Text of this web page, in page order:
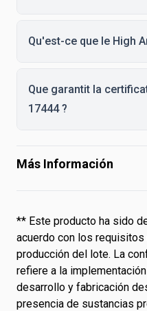
Qu'est-ce que le High
Que garantit la
17444 ?
Más Información
** Este producto ha sido
acuerdo con los
producción del lote. La
refiere a la
desarrollo y fabricación
presencia de sustancias